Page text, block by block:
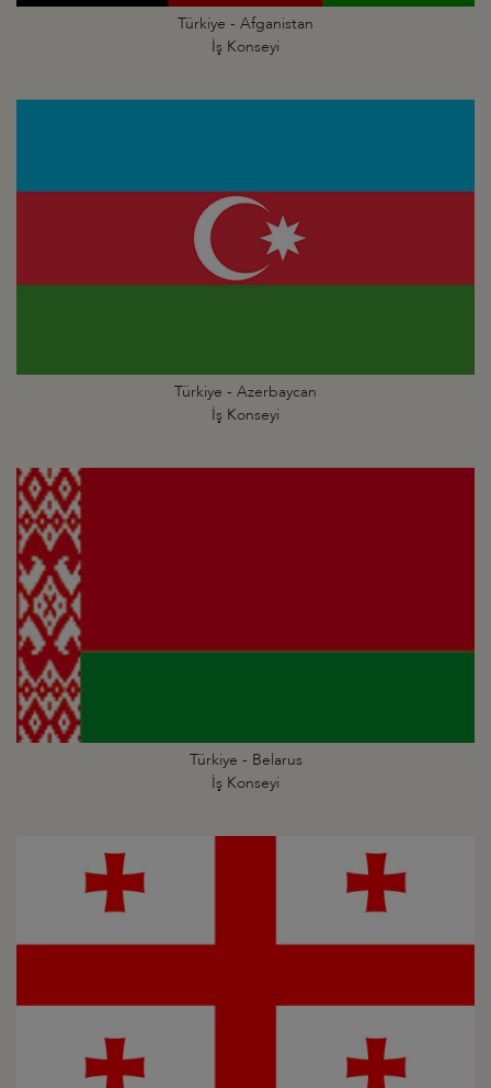
Türkiye - Afganistan
İş Konseyi
Türkiye - Azerbaycan
İş Konseyi
Türkiye - Belarus
İş Konseyi